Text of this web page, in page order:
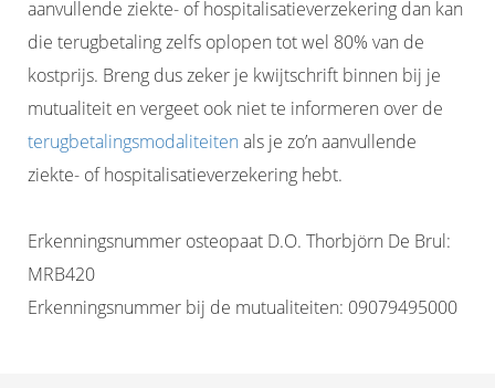
aanvullende ziekte- of hospitalisatieverzekering dan kan
die terugbetaling zelfs oplopen tot wel 80% van de
kostprijs. Breng dus zeker je kwijtschrift binnen bij je
mutualiteit en vergeet ook niet te informeren over de
terugbetalingsmodaliteiten als je zo’n aanvullende
ziekte- of hospitalisatieverzekering hebt.
Erkenningsnummer osteopaat D.O. Thorbjörn De Brul:
MRB420
Erkenningsnummer bij de mutualiteiten: 09079495000